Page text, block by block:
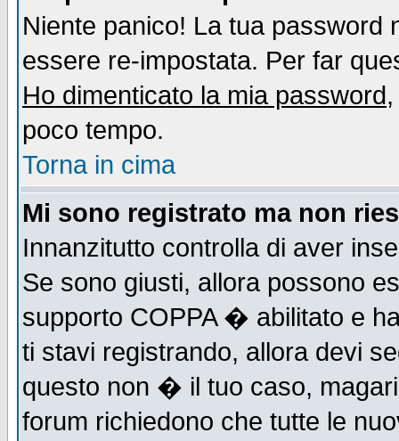
Niente panico! La tua
essere re-impostata. Per far
Ho dimenticato la mia password
poco tempo.
Torna in cima
Mi sono registrato ma non
Innanzitutto controlla di aver
Se sono giusti, allora possono
supporto COPPA � abilitato e
ti stavi registrando, allora devi
questo non � il tuo caso,
forum richiedono che tutte le